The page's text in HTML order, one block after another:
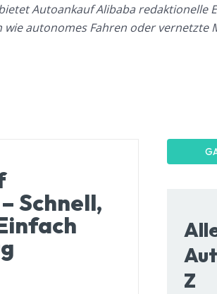
Autoankauf Alibaba redaktionelle
autonomes Fahren oder vernetzte
Schnell,
Z